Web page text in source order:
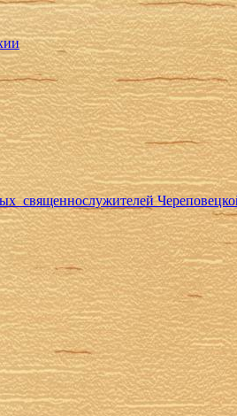
священнослужителей